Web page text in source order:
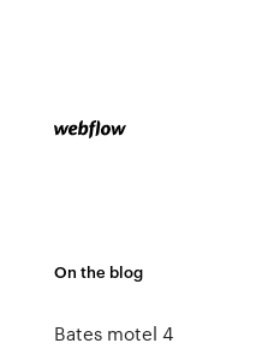
On the blog
Bates motel 4